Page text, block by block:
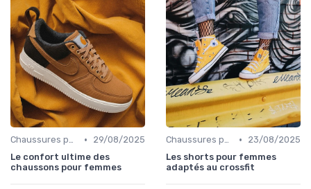
Chaussures pour Occasions Spéciales •
29/08/2025
Le confort ultime des
chaussons pour femmes
Chaussures pour Occasions Spéciales •
23/08/2025
Les shorts pour femmes
adaptés au crossfit